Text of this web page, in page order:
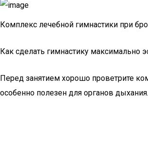
Комплекс лечебной гимнастики при
Как сделать гимнастику максимально
Перед занятием хорошо проветрите
особенно полезен для органов